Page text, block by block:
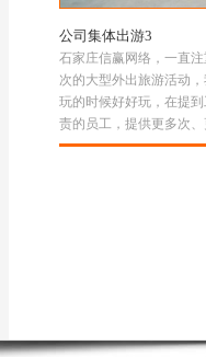
公司集体出游3
石家庄信赢网络，一直
次的大型外出旅游活动
玩的时候好好玩，在提
责的员工，提供更多次